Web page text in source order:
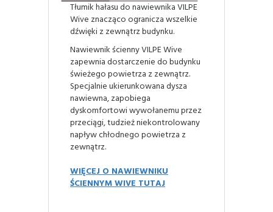
Tłumik hałasu do nawiewnika VILPE
Wive znacząco ogranicza wszelkie
dźwięki z zewnątrz budynku.
Nawiewnik ścienny VILPE Wive
zapewnia dostarczenie do budynku
świeżego powietrza z zewnątrz.
Specjalnie ukierunkowana dysza
nawiewna, zapobiega
dyskomfortowi wywołanemu przez
przeciągi, tudzież niekontrolowany
napływ chłodnego powietrza z
zewnątrz.
WIĘCEJ O NAWIEWNIKU
ŚCIENNYM WIVE TUTAJ